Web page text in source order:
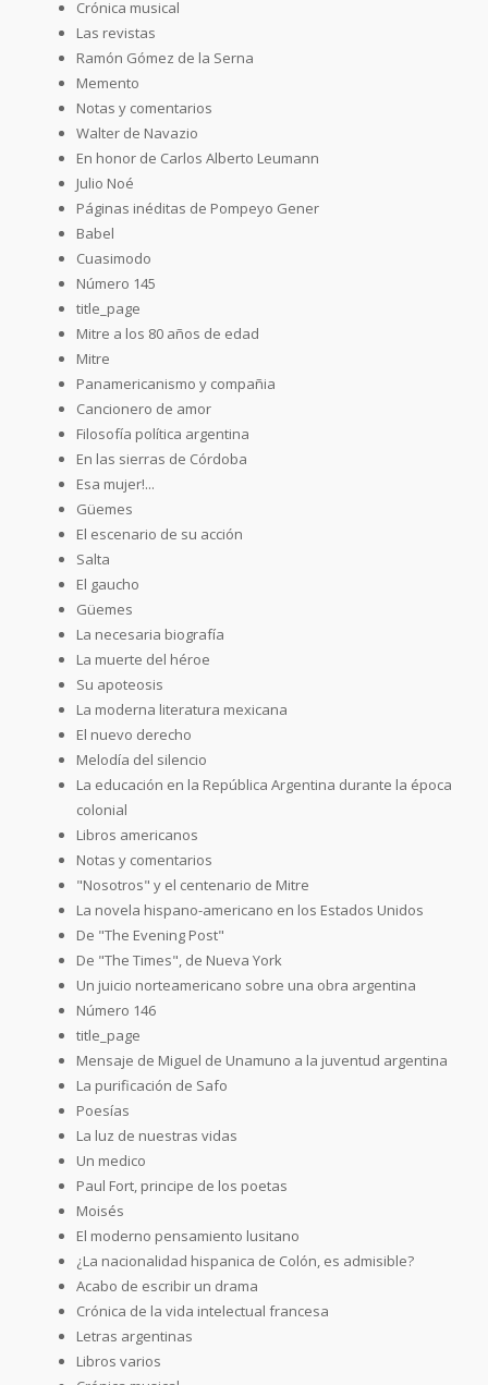
Crónica musical
Las revistas
Ramón Gómez de la Serna
Memento
Notas y comentarios
Walter de Navazio
En honor de Carlos Alberto Leumann
Julio Noé
Páginas inéditas de Pompeyo Gener
Babel
Cuasimodo
Número 145
title_page
Mitre a los 80 años de edad
Mitre
Panamericanismo y compañia
Cancionero de amor
Filosofía política argentina
En las sierras de Córdoba
Esa mujer!...
Güemes
El escenario de su acción
Salta
El gaucho
Güemes
La necesaria biografía
La muerte del héroe
Su apoteosis
La moderna literatura mexicana
El nuevo derecho
Melodía del silencio
La educación en la República Argentina durante la época
colonial
Libros americanos
Notas y comentarios
"Nosotros" y el centenario de Mitre
La novela hispano-americano en los Estados Unidos
De "The Evening Post"
De "The Times", de Nueva York
Un juicio norteamericano sobre una obra argentina
Número 146
title_page
Mensaje de Miguel de Unamuno a la juventud argentina
La purificación de Safo
Poesías
La luz de nuestras vidas
Un medico
Paul Fort, principe de los poetas
Moisés
El moderno pensamiento lusitano
¿La nacionalidad hispanica de Colón, es admisible?
Acabo de escribir un drama
Crónica de la vida intelectual francesa
Letras argentinas
Libros varios